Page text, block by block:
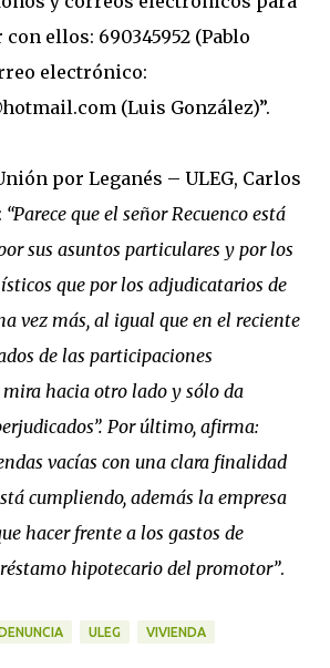
ellos: 690345952 (Pablo
electrónico:
(Luis González)”.
por Leganés – ULEG, Carlos
“Parece que el señor Recuenco está
sus asuntos particulares y por los
que por los adjudicatarios de
vez más, al igual que en el reciente
de las participaciones
mira hacia otro lado y sólo da
Por último, afirma:
vacías con una clara finalidad
cumpliendo, además la empresa
hacer frente a los gastos de
hipotecario del promotor”.
ULEG VIVIENDA